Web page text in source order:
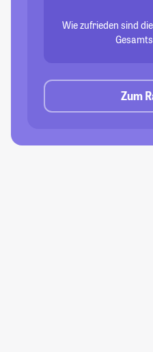
Wie zufrieden sind
Zum